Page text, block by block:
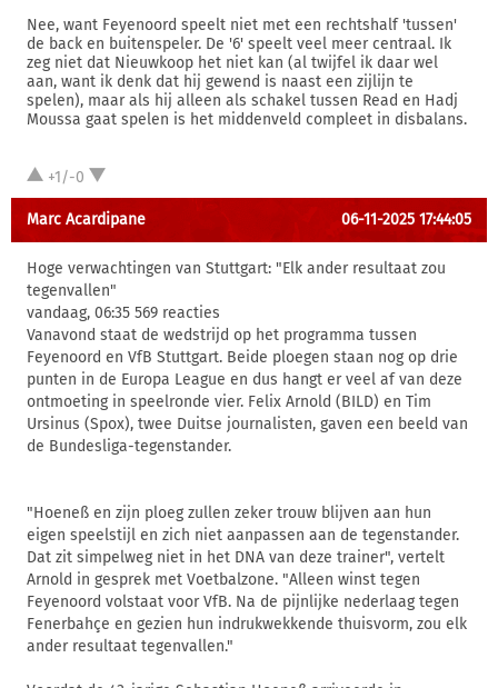
Nee, want Feyenoord speelt niet met een rechtshalf 'tussen'
de back en buitenspeler. De '6' speelt veel meer centraal. Ik
zeg niet dat Nieuwkoop het niet kan (al twijfel ik daar wel
aan, want ik denk dat hij gewend is naast een zijlijn te
spelen), maar als hij alleen als schakel tussen Read en Hadj
Moussa gaat spelen is het middenveld compleet in disbalans.
+1/-0
Marc Acardipane 06-11-2025 17:44:05
Hoge verwachtingen van Stuttgart: "Elk ander resultaat zou
tegenvallen"
vandaag, 06:35 569 reacties
Vanavond staat de wedstrijd op het programma tussen
Feyenoord en VfB Stuttgart. Beide ploegen staan nog op drie
punten in de Europa League en dus hangt er veel af van deze
ontmoeting in speelronde vier. Felix Arnold (BILD) en Tim
Ursinus (Spox), twee Duitse journalisten, gaven een beeld van
de Bundesliga-tegenstander.
"Hoeneß en zijn ploeg zullen zeker trouw blijven aan hun
eigen speelstijl en zich niet aanpassen aan de tegenstander.
Dat zit simpelweg niet in het DNA van deze trainer", vertelt
Arnold in gesprek met Voetbalzone. "Alleen winst tegen
Feyenoord volstaat voor VfB. Na de pijnlijke nederlaag tegen
Fenerbahçe en gezien hun indrukwekkende thuisvorm, zou elk
ander resultaat tegenvallen."